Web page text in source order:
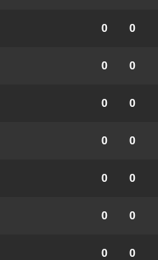
0 0
0 0
0 0
0 0
0 0
0 0
0 0